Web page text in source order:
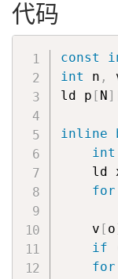
代码
const
int n ,
ld p [ N]
inline
int
ld
for
    v
[ o
if
for